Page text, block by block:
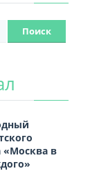
«Москва в